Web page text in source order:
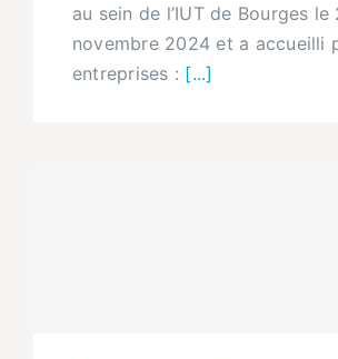
au sein de l’IUT de Bourges le
novembre 2024 et a accueilli
entreprises : [...]